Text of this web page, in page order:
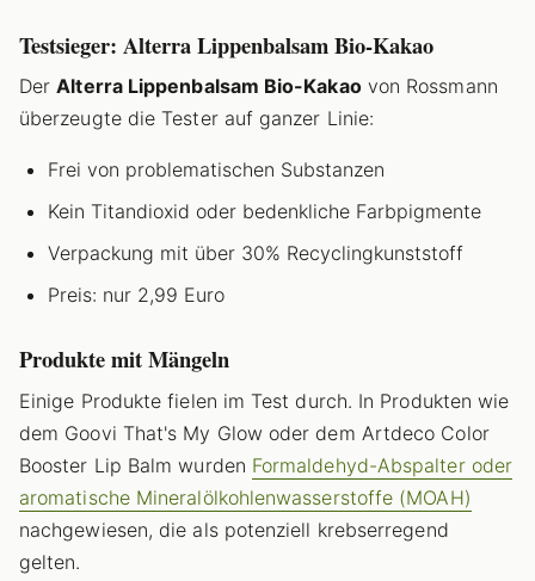
Testsieger: Alterra Lippenbalsam Bio-Kakao
DerAlterra Lippenbalsam Bio-Kakaovon Rossmann
überzeugte die Tester auf ganzer Linie:
Frei von problematischen Substanzen
Kein Titandioxid oder bedenkliche Farbpigmente
Verpackung mit über 30% Recyclingkunststoff
Preis: nur 2,99 Euro
Produkte mit Mängeln
Einige Produkte fielen im Test durch. In Produkten wie
dem Goovi That's My Glow oder dem Artdeco Color
Booster Lip Balm wurden Formaldehyd-Abspalter oder
aromatische Mineralölkohlenwasserstoffe (MOAH)
nachgewiesen, die als potenziell krebserregend
gelten.